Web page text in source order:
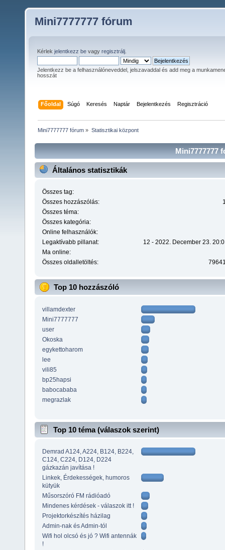
Mini7777777 fórum
Kérlek jelentkezz be vagy regisztrálj
Jelentkezz be a felhasználóneveddel, jelszavaddal és add meg a
hosszát
Főoldal Súgó Keresés Naptár Bejelentkezés Regisztráció
Mini7777777 fórum » Statisztikai központ
Mini7777777
Általános statisztikák
Összes tag:
Összes hozzászólás:
Összes téma:
Összes kategória:
Online felhasználók:
Legaktívabb pillanat:
12 - 2022. December 23.
Ma online:
Összes oldalletöltés:
Top 10 hozzászóló
villamdexter
Mini7777777
user
Okoska
egykettoharom
lee
vili85
bp25hapsi
babocababa
megrazlak
Top 10 téma (válaszok szerint)
Demrad A124, A224, B124, B224,
C124, C224, D124, D224
gázkazán javítása !
Linkek, Érdekességek, humoros
kütyük
Műsorszóró FM rádióadó
Mindenes kérdések - válaszok itt !
Projektorkészítés házilag
Admin-nak és Admin-tól
Wifi hol olcsó és jó ? Wifi antennák
!